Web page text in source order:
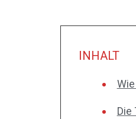
INHALT
Die